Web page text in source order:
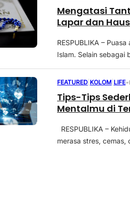
Mengatasi
Lapar dan Haus
RESPUBLIKA –
Islam. Selain sebagai
FEATURED KOLOM LIFE•
Tips-Tips
Mentalmu di
RESPUBLIKA –
merasa stres, cemas,